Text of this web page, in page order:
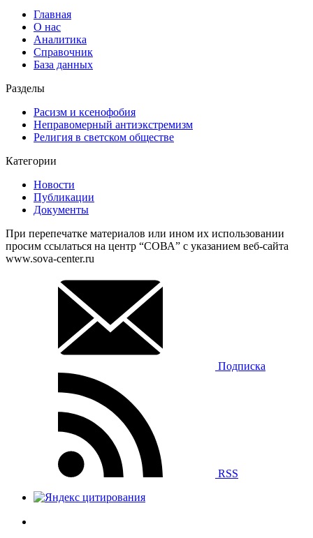
Главная
О нас
Аналитика
Справочник
База данных
Разделы
Расизм и ксенофобия
Неправомерный антиэкстремизм
Религия в светском обществе
Категории
Новости
Публикации
Документы
При перепечатке материалов или ином их использовании
просим ссылаться на центр “СОВА” с указанием веб-сайта
www.sova-center.ru
Подписка
RSS